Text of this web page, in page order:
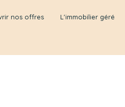
nos offres L'immobilier géré